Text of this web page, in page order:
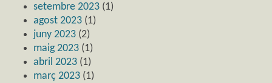
setembre 2023 (1)
agost 2023 (1)
juny 2023 (2)
maig 2023 (1)
abril 2023 (1)
març 2023 (1)